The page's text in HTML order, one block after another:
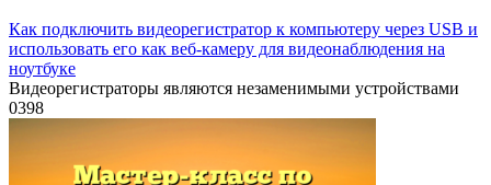
Как подключить видеорегистратор к компьютеру через USB и
использовать его как веб-камеру для видеонаблюдения на
ноутбуке
Видеорегистраторы являются незаменимыми устройствами
0398